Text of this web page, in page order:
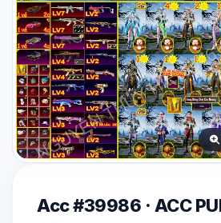
Acc #39986 · ACC